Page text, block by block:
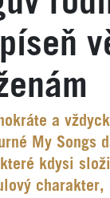
a
My Songs
kdysi
charakter,